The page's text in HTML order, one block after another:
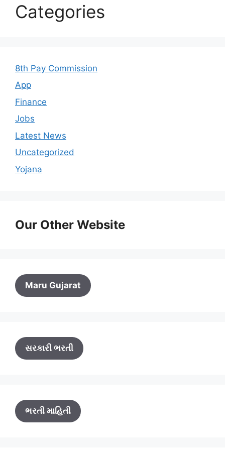
Categories
8th Pay Commission
App
Finance
Jobs
Latest News
Uncategorized
Yojana
Our Other Website
Maru Gujarat
સરકારી ભરતી
ભરતી માહિતી